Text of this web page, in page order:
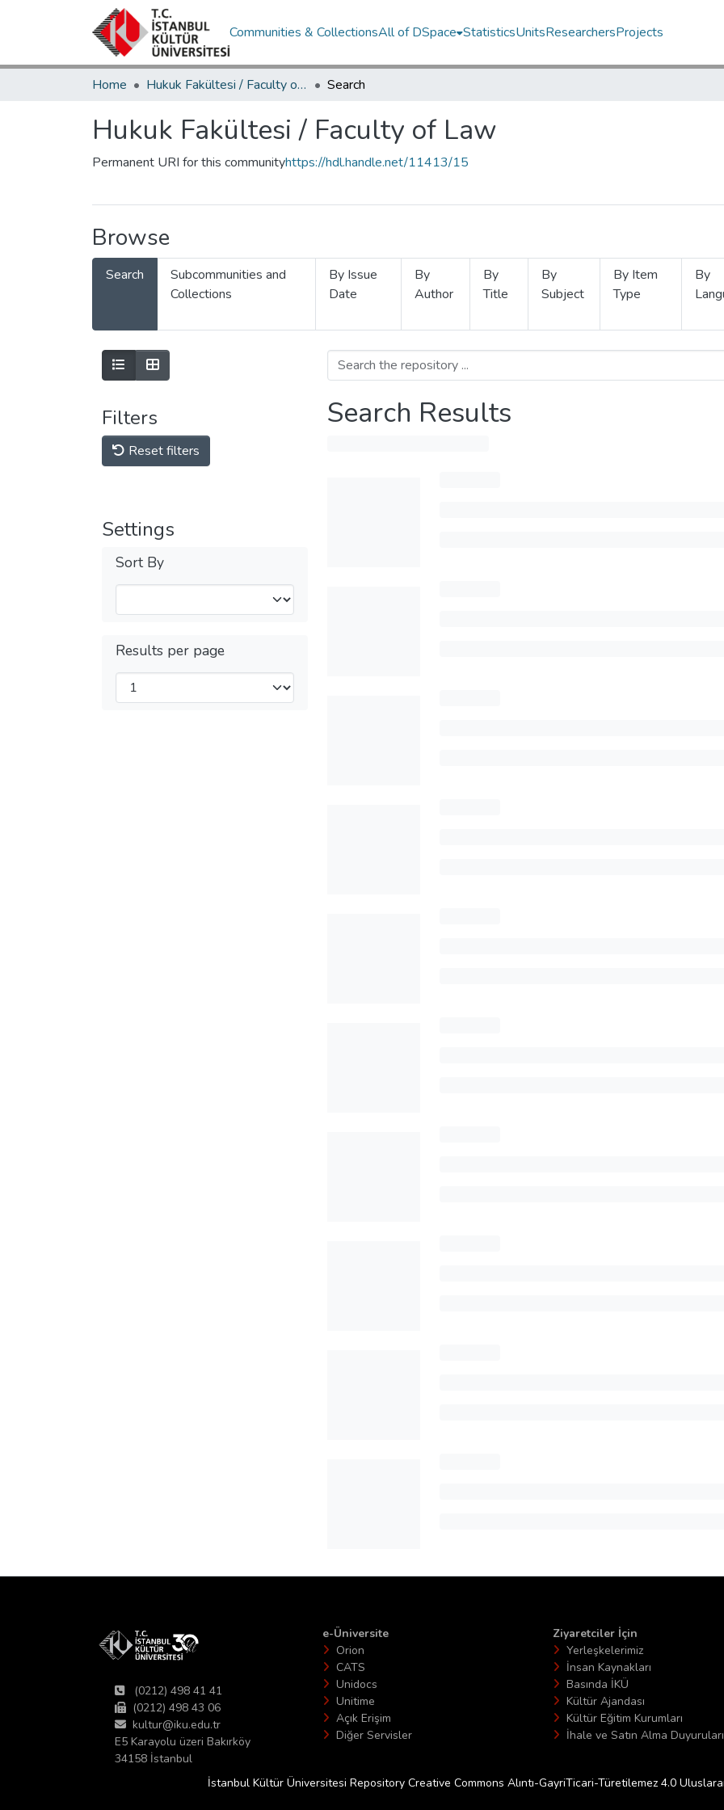
Communities & CollectionsAll of DSpace StatisticsUnitsResearchersProjects
Home Hukuk Fakültesi / Faculty of Law Search
Hukuk Fakültesi / Faculty of Law
Permanent URI for this communityhttps://hdl.handle.net/11413/15
Browse
Search
Subcommunities and
Collections
By Issue
Date
By
Author
By
Title
By
Subject
By Item
Type
By
Filters
Reset filters
Settings
Sort By
Results per page
Search Results
(0212) 498 41 41
(0212) 498 43 06
kultur@iku.edu.tr
E5 Karayolu üzeri Bakırköy
34158 İstanbul
e-Üniversite
Orion
CATS
Unidocs
Unitime
Açık Erişim
Diğer Servisler
Ziyaretciler İçin
Yerleşkelerimiz
İnsan Kaynakları
Basında İKÜ
Kültür Ajandası
Kültür Eğitim Kurumları
İhale ve Satın Alma Duyuruları
İstanbul Kültür Üniversitesi Repository Creative Commons Alıntı-GayriTicari-Türetilemez 4.0